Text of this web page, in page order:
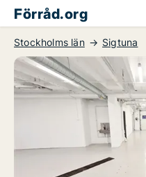
Förråd.org
Stockholms län Sigtuna